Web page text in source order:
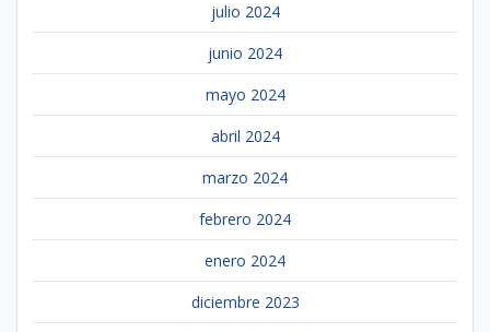
julio 2024
junio 2024
mayo 2024
abril 2024
marzo 2024
febrero 2024
enero 2024
diciembre 2023